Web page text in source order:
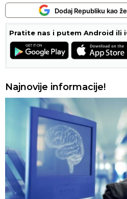
Dodaj Republiku kao
Pratite nas i putem Android ili
Najnovije informacije!